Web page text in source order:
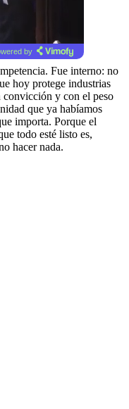
by
Fue interno: no
hoy protege industrias
convicción y con el peso
que ya habíamos
importa. Porque el
todo esté listo es,
hacer nada.